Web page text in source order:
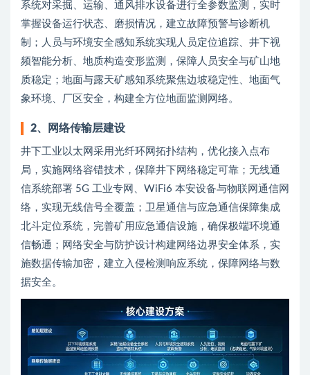
系统对采掘、运输、通风排水设备进行全参数监测，实时
掌握设备运行状态、磨损情况，建立故障预警与诊断机
制；人员与环境安全感知系统实现人员定位追踪、井下视
频智能分析、地质构造变形监测，保障人员安全与矿山地
质稳定；地面与露天矿感知系统聚焦边坡稳定性、地面气
象环境、厂区安全，构建全方位地面监测网络。
2、 网络传输层建设
井下工业以太网采用光纤环网拓扑结构，优化接入点布
局，实施网络容错技术，保障井下网络稳定可靠；无线通
信系统部署 5G 工业专网、WiFi6 本安设备与物联网通信网
络，实现无线信号全覆盖；卫星通信与应急通信保障集成
北斗定位系统，完善矿用应急通信设施，确保极端环境通
信畅通；网络安全与防护设计构建网络边界安全体系，实
施数据传输加密，建立入侵检测响应系统，保障网络与数
据安全。